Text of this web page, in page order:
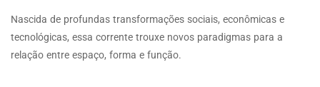
Nascida de profundas transformações sociais, econômicas e
tecnológicas, essa corrente trouxe novos paradigmas para a
relação entre espaço, forma e função.